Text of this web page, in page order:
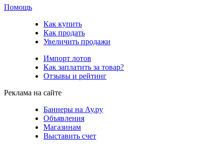
Помощь
Как купить
Как продать
Увеличить продажи
Импорт лотов
Как заплатить за товар?
Отзывы и рейтинг
Реклама на сайте
Баннеры на Ау.ру
Объявления
Магазинам
Выставить счет